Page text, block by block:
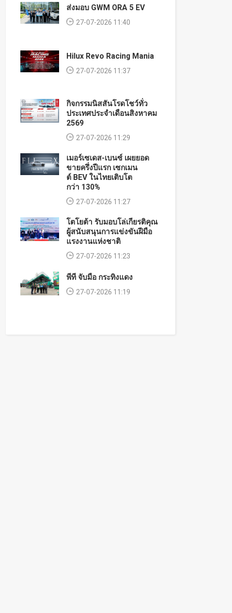
ส่งมอบ GWM ORA 5 EV
27-07-2026 11:40
Hilux Revo Racing Mania
27-07-2026 11:37
กิจกรรมนิสสันโรดโชว์ทั่ว
ประเทศประจำเดือนสิงหาคม
2569
27-07-2026 11:29
เมอร์เซเดส-เบนซ์ เผยยอด
ขายครึ่งปีแรก เซกเมน
ต์ BEV ในไทยเติบโต
กว่า 130%
27-07-2026 11:27
โตโยต้า รับมอบโล่เกียรติคุณ
ผู้สนับสนุนการแข่งขันฝีมือ
แรงงานแห่งชาติ
27-07-2026 11:23
พีที จับมือ กระทิงแดง
27-07-2026 11:19